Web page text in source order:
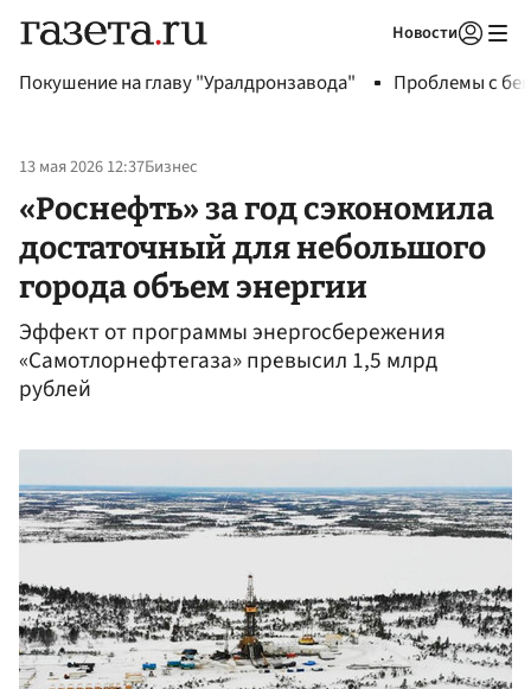
Новости
Покушение на главу "Уралдронзавода" Проблемы с
13 мая 2026 12:37Бизнес
«Роснефть» за год сэкономила
достаточный для небольшого
города объем энергии
Эффект от программы энергосбережения
«Самотлорнефтегаза» превысил 1,5 млрд
рублей